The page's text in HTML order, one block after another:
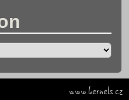
www.kernels.cz